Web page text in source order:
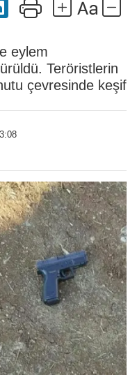
eylem
Teröristlerin
çevresinde keşif